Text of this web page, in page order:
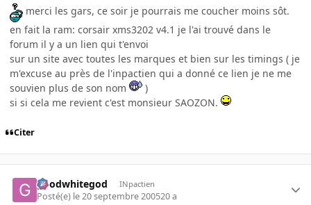
merci les gars, ce soir je pourrais me coucher moins sôt.
en fait la ram: corsair xms3202 v4.1 je l'ai trouvé dans le
forum il y a un lien qui t'envoi
sur un site avec toutes les marques et bien sur les timings ( je
m'excuse au près de l'inpactien qui a donné ce lien je ne me
souvien plus de son nom
)
si si cela me revient c'est monsieur SAOZON.
Citer
goodwhitegod INpactien
Posté(e) le 20 septembre 200520 a